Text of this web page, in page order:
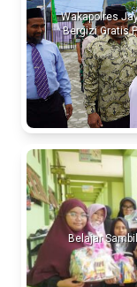
Wakapolres
Bergizi Gratis
Belajar